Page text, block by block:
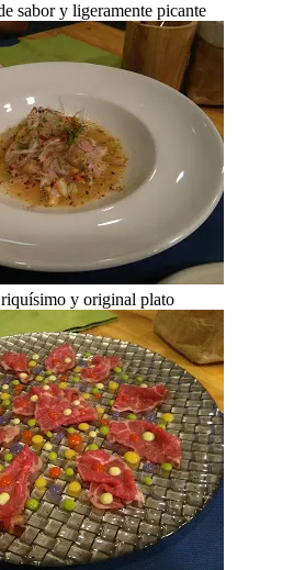
sabor y ligeramente picante
riquísimo y original plato